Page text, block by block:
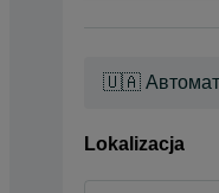
🇺🇦
Lokalizacja